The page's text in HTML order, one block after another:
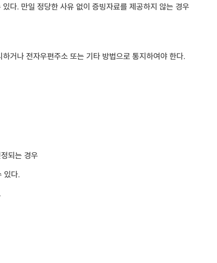
다. 만일 정당한 사유 없이 증빙자료를 제공하지 않는 경우
거나 전자우편주소 또는 기타 방법으로 통지하여야 한다.
되는 경우
있다.